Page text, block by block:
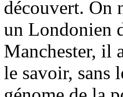
découvert. On
un Londonien
Manchester, il
le savoir, sans